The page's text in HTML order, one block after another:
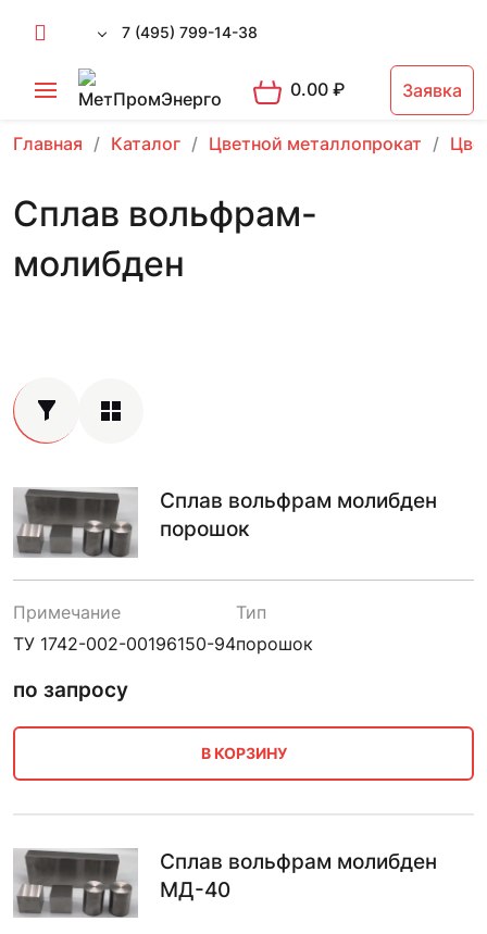
7 (495) 799-14-38
0.00₽ Заявка
Главная Каталог Цветной металлопрокат
Сплав вольфрам-
молибден
Сплав вольфрам молибден
порошок
Примечание
ТУ 1742-002-00196150-94
Тип
порошок
по запросу
В КОРЗИНУ
Сплав вольфрам молибден
МД-40